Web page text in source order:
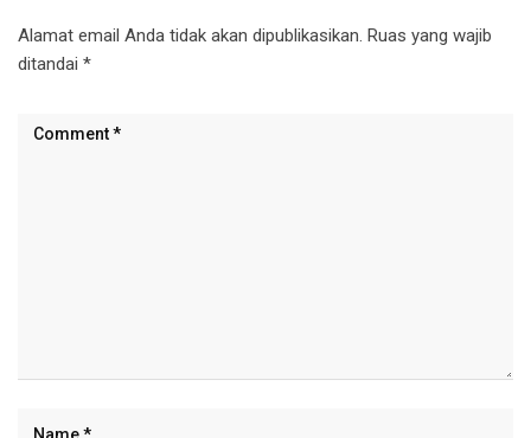
Alamat email Anda tidak akan dipublikasikan. Ruas yang wajib
ditandai *